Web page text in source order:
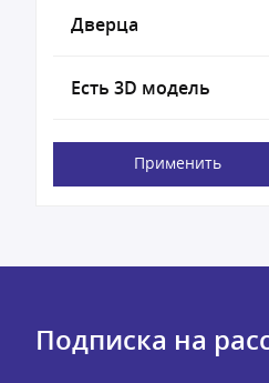
Дверца
Есть 3D модель
Применить
Подписка на